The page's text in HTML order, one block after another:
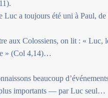
Luc a toujours été uni à Paul, de
aux Colossiens, on lit : « Luc,
» (Col 4,14)…
beaucoup
importants — par Luc seul…